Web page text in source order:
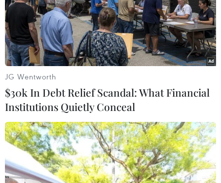
New Zealand: Rút quân khỏi Syria là vấn
đề 'hoàn toàn của riêng Mỹ'
21/12/2018 03:19
Ngoại trưởng New Zealand Winston Peters cho rằng
JG Wentworth
$30k In Debt Relief Scandal: What Financial
Institutions Quietly Conceal